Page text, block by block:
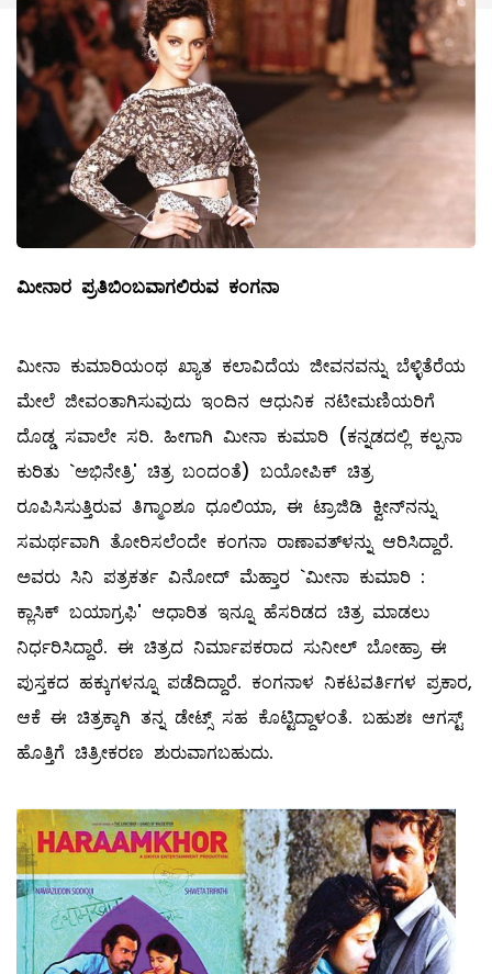
ಮೀನಾರ ಪ್ರತಿಬಿಂಬವಾಗಲಿರುವ ಕಂಗನಾ
ಮೀನಾ ಕುಮಾರಿಯಂಥ ಖ್ಯಾತ ಕಲಾವಿದೆಯ ಜೀವನವನ್ನು ಬೆಳ್ಳಿತೆರೆಯ
ಮೇಲೆ ಜೀವಂತಾಗಿಸುವುದು ಇಂದಿನ ಆಧುನಿಕ ನಟೀಮಣಿಯರಿಗೆ
ದೊಡ್ಡ ಸವಾಲೇ ಸರಿ. ಹೀಗಾಗಿ ಮೀನಾ ಕುಮಾರಿ (ಕನ್ನಡದಲ್ಲಿ ಕಲ್ಪನಾ
ಕುರಿತು `ಅಭಿನೇತ್ರಿ' ಚಿತ್ರ ಬಂದಂತೆ) ಬಯೋಪಿಕ್‌ ಚಿತ್ರ
ರೂಪಿಸಿಸುತ್ತಿರುವ ತಿಗ್ಮಾಂಶೂ ಧೂಲಿಯಾ, ಈ ಟ್ರಾಜಿಡಿ ಕ್ವೀನ್‌ನನ್ನು
ಸಮರ್ಥವಾಗಿ ತೋರಿಸಲೆಂದೇ ಕಂಗನಾ ರಾಣಾವತ್‌ಳನ್ನು ಆರಿಸಿದ್ದಾರೆ.
ಅವರು ಸಿನಿ ಪತ್ರಕರ್ತ ವಿನೋದ್‌ ಮೆಹ್ತಾರ `ಮೀನಾ ಕುಮಾರಿ :
ಕ್ಲಾಸಿಕ್‌ ಬಯಾಗ್ರಫಿ' ಆಧಾರಿತ ಇನ್ನೂ ಹೆಸರಿಡದ ಚಿತ್ರ ಮಾಡಲು
ನಿರ್ಧರಿಸಿದ್ದಾರೆ. ಈ ಚಿತ್ರದ ನಿರ್ಮಾಪಕರಾದ ಸುನೀಲ್ ಬೋಹ್ರಾ ಈ
ಪುಸ್ತಕದ ಹಕ್ಕುಗಳನ್ನೂ ಪಡೆದಿದ್ದಾರೆ. ಕಂಗನಾಳ ನಿಕಟವರ್ತಿಗಳ ಪ್ರಕಾರ,
ಆಕೆ ಈ ಚಿತ್ರಕ್ಕಾಗಿ ತನ್ನ ಡೇಟ್ಸ್ ಸಹ ಕೊಟ್ಟಿದ್ದಾಳಂತೆ. ಬಹುಶಃ ಆಗಸ್ಟ್
ಹೊತ್ತಿಗೆ ಚಿತ್ರೀಕರಣ ಶುರುವಾಗಬಹುದು.